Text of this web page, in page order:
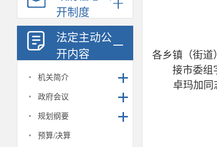
开制度
法定主动公
开内容
· 机关简介
· 政府会议
· 规划纲要
· 预算/决算
各乡镇（街道
接市委组
卓玛加